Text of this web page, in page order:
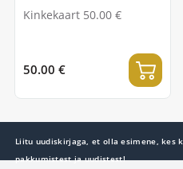
Kinkekaart 50.00 €
50.00 €
Liitu uudiskirjaga, et olla esimene, kes
pakkumistest ja uudistest!